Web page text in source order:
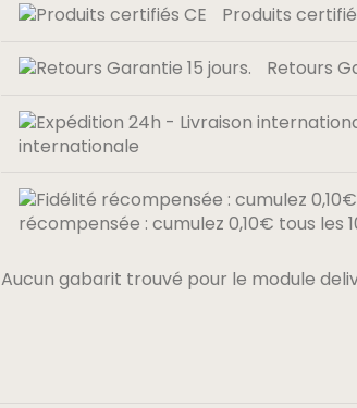
Produits
Retours
internationale
récompensée : cumulez 0,10€ tous les
Aucun gabarit trouvé pour le module